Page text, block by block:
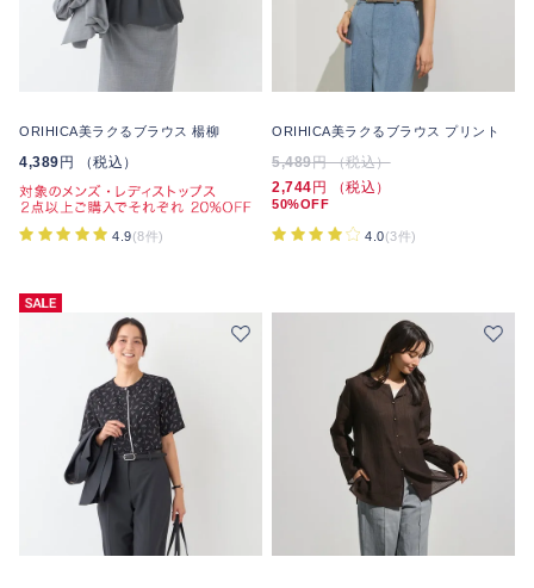
ORIHICA美ラクるブラウス 楊柳
4,389 円 （税込）
4.9(8件)
ORIHICA美ラクるブラウス プリント
5,489円 （税込）
2,744 円 （税込）
50%OFF
4.0(3件)